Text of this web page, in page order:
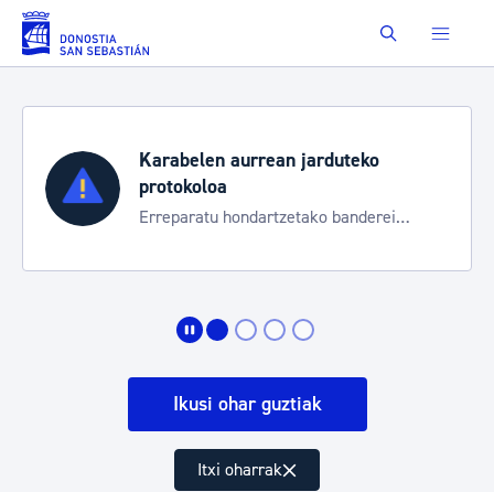
Eduki nagusira joan Buscar
Karabelen aurrean jarduteko
protokoloa
Erreparatu hondartzetako banderei
Ikusi ohar guztiak
Itxi oharrak